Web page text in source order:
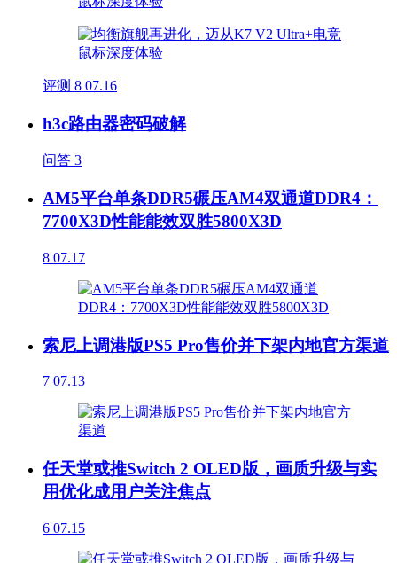
评测 8 07.16
h3c路由器密码破解
问答 3
AM5平台单条DDR5碾压AM4双通道DDR4：
7700X3D性能能效双胜5800X3D
8 07.17
索尼上调港版PS5 Pro售价并下架内地官方渠道
7 07.13
任天堂或推Switch 2 OLED版，画质升级与实
用优化成用户关注焦点
6 07.15